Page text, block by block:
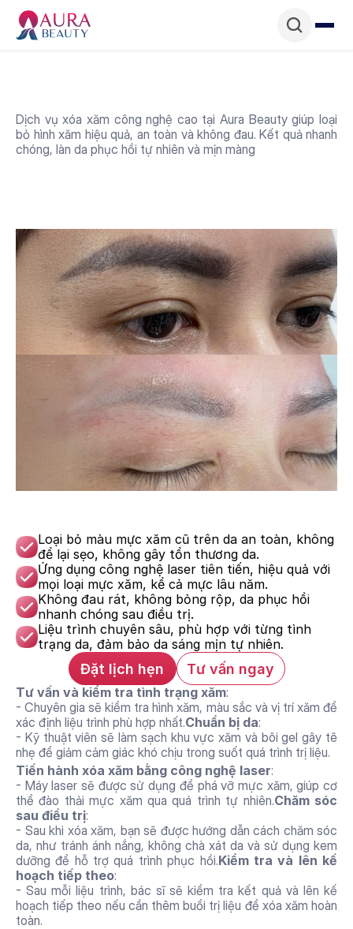
Dịch vụ xóa xăm công nghệ cao tại Aura Beauty giúp loại
bỏ hình xăm hiệu quả, an toàn và không đau. Kết quả nhanh
chóng, làn da phục hồi tự nhiên và mịn màng
Loại bỏ màu mực xăm cũ trên da an toàn, không
để lại sẹo, không gây tổn thương da.
Ứng dụng công nghệ laser tiên tiến, hiệu quả với
mọi loại mực xăm, kể cả mực lâu năm.
Không đau rát, không bỏng rộp, da phục hồi
nhanh chóng sau điều trị.
Liệu trình chuyên sâu, phù hợp với từng tình
trạng da, đảm bảo da sáng mịn tự nhiên.
Đặt lịch hẹn Tư vấn ngay
Tư vấn và kiểm tra tình trạng xăm:
- Chuyên gia sẽ kiểm tra hình xăm, màu sắc và vị trí xăm để
xác định liệu trình phù hợp nhất.Chuẩn bị da:
- Kỹ thuật viên sẽ làm sạch khu vực xăm và bôi gel gây tê
nhẹ để giảm cảm giác khó chịu trong suốt quá trình trị liệu.
Tiến hành xóa xăm bằng công nghệ laser:
- Máy laser sẽ được sử dụng để phá vỡ mực xăm, giúp cơ
thể đào thải mực xăm qua quá trình tự nhiên.Chăm sóc
sau điều trị:
- Sau khi xóa xăm, bạn sẽ được hướng dẫn cách chăm sóc
da, như tránh ánh nắng, không chà xát da và sử dụng kem
dưỡng để hỗ trợ quá trình phục hồi.Kiểm tra và lên kế
hoạch tiếp theo:
- Sau mỗi liệu trình, bác sĩ sẽ kiểm tra kết quả và lên kế
hoạch tiếp theo nếu cần thêm buổi trị liệu để xóa xăm hoàn
toàn.